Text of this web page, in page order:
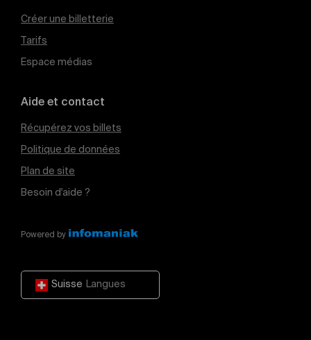
Créer une billetterie
Tarifs
Espace médias
Aide et contact
Récupérez vos billets
Politique de données
Plan de site
Besoin d'aide ?
Powered by
Suisse Langues